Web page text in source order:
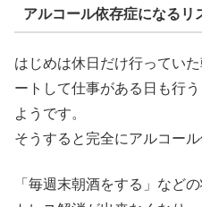
アルコール依存症になるリ
はじめは休日だけ行ってい
ートして仕事がある日も行
ようです。
そうすると完全にアルコー
「毎週末朝酒をする」など